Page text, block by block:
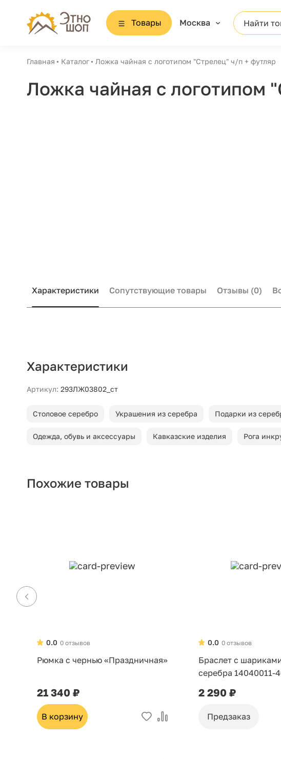
Товары Москва Найти
Главная Каталог Ложка чайная с логотипом "Стрелец" ч/п + футляр
Ложка чайная с логотипом
Характеристики Сопутствующие товары Отзывы (0)
Характеристики
Артикул: 293ЛЖ03802_ст
Столовое серебро Украшения из серебра Подарки из
Одежда, обувь и аксессуары Кавказские изделия Рога
Похожие товары
0 отзывов
0.0
Рюмка с чернью «Праздничная»
21 340 ₽
В корзину
0 отзывов
0.0
Браслет с
серебра 14040011-
2 290 ₽
Предзаказ